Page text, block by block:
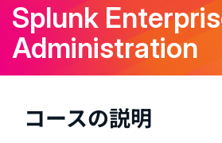
Splunk
Administration
コースの説明